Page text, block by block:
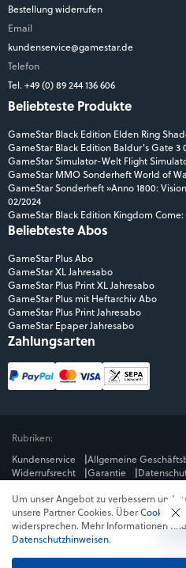
Bestellung widerrufen
Email
kundenservice@gamestar.de
Telefon
Tel. +49 (0) 89 244 136 606
Beliebteste Produkte
GameStar Black Edition Elden Ring
GameStar Black Edition Baldur's Gate 3
GameStar Simulator-Welt Flight
GameStar MMO Sonderheft World of
GameStar Sonderheft »Anno 1800:
02/2024
GameStar Black Edition Kingdom
Beliebteste Abos
GameStar Plus Abo
GameStar XL Jahresabo
GameStar Plus Print XL Jahresabo
GameStar Plus mit Heftarchiv Abo
GameStar Plus Print Jahresabo
GameStar Epaper Jahresabo
Zahlungsarten
Rubriken:
Kundenservice
Allgemeine
Widerrufsrecht
Garantie
Mediengruppe:
GameStar
GamePro MeinMMO
© Webedia - alle Rechte vorbehalten
* Alle Preise enthalten die jeweilige
Um unser Angebot zu verbessern und
unsere Partner Cookies. ÜberCookies
widersprechen. Mehr Informationen
Datenschutzhinweisen.